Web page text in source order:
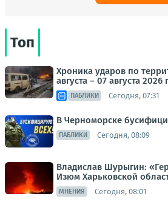
Топ
Хроника ударов по
августа – 07 августа 2026
ПАБЛИКИ Сегодня, 07:31
В Черноморске
ПАБЛИКИ Сегодня, 08:09
Владислав Шурыгин:
Изюм Харьковской
МНЕНИЯ Сегодня, 08:01